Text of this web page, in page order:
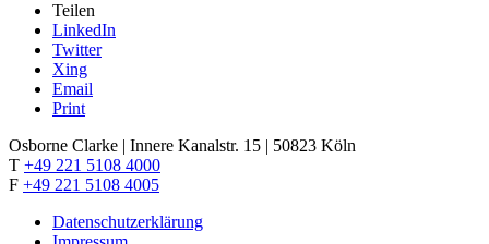
Teilen
LinkedIn
Twitter
Xing
Email
Print
Osborne Clarke | Innere Kanalstr. 15 | 50823 Köln
T +49 221 5108 4000
F +49 221 5108 4005
Datenschutzerklärung